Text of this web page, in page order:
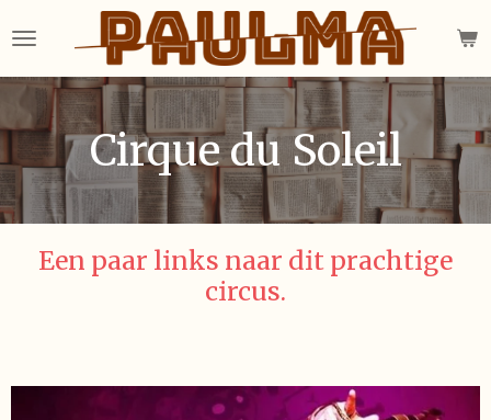
direct
naar
hoofdinhoudCirque du Soleil
Een paar links naar dit prachtige
circus.